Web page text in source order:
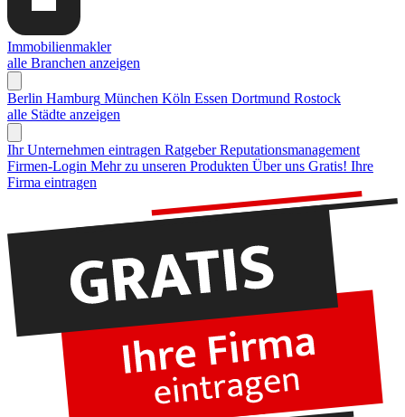
Immobilienmakler
alle Branchen anzeigen
Berlin Hamburg München Köln Essen Dortmund Rostock
alle Städte anzeigen
Ihr Unternehmen eintragen Ratgeber Reputationsmanagement
Firmen-Login Mehr zu unseren Produkten Über uns Gratis! Ihre
Firma eintragen